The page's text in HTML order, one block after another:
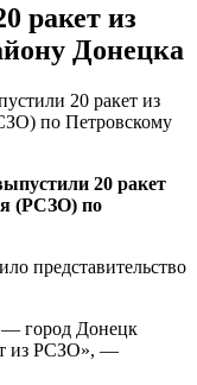
ракет из
Донецка
20 ракет из
по Петровскому
20 ракет
(РСЗО) по
представительство
— город Донецк
из РСЗО», —